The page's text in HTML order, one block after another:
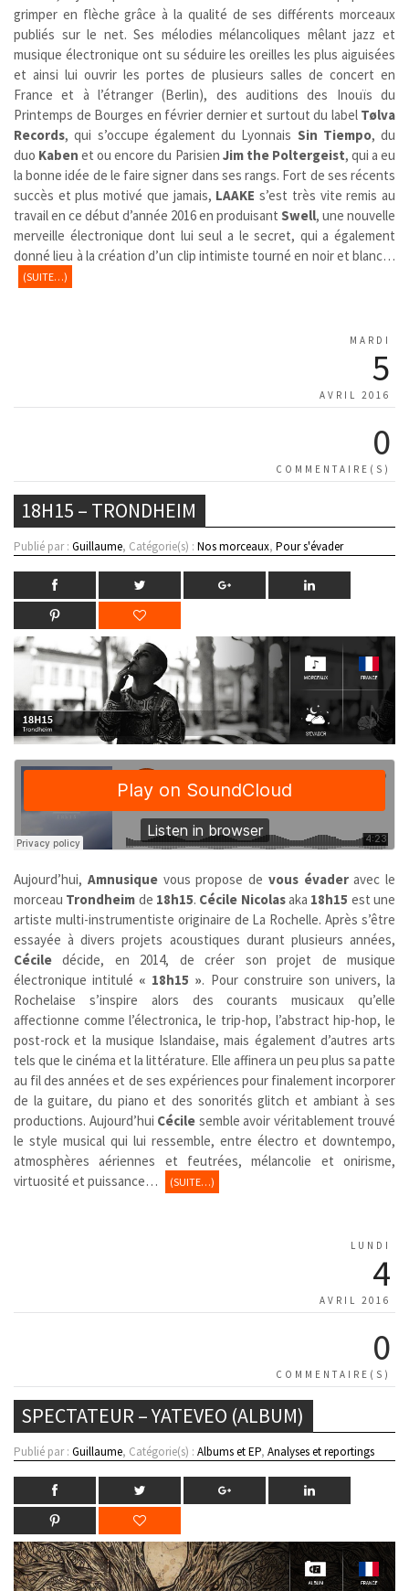
grimper en flèche grâce à la qualité de ses différents morceaux
publiés sur le net. Ses mélodies mélancoliques mêlant jazz et
musique électronique ont su séduire les oreilles les plus aiguisées
et ainsi lui ouvrir les portes de plusieurs salles de concert en
France et à l’étranger (Berlin), des auditions des Inouïs du
Printemps de Bourges en février dernier et surtout du label Tølva
Records, qui s’occupe également du Lyonnais Sin Tiempo, du
duo Kaben et ou encore du Parisien Jim the Poltergeist, qui a eu
la bonne idée de le faire signer dans ses rangs. Fort de ses récents
succès et plus motivé que jamais, LAAKE s’est très vite remis au
travail en ce début d’année 2016 en produisant Swell, une nouvelle
merveille électronique dont lui seul a le secret, qui a également
donné lieu à la création d’un clip intimiste tourné en noir et blanc…
(SUITE…)
MARDI
5
AVRIL 2016
0
COMMENTAIRE(S)
18H15 – TRONDHEIM
Publié par : Guillaume, Catégorie(s) : Nos morceaux, Pour s'évader
Aujourd’hui, Amnusiquevous propose de vous évaderavec le
morceau Trondheim de 18h15. Cécile Nicolasaka 18h15 est une
artiste multi-instrumentiste originaire de La Rochelle. Après s’être
essayée à divers projets acoustiques durant plusieurs années,
Cécile décide, en 2014, de créer son projet de musique
électronique intitulé « 18h15 ». Pour construire son univers, la
Rochelaise s’inspire alors des courants musicaux qu’elle
affectionne comme l’électronica, le trip-hop, l’abstract hip-hop, le
post-rock et la musique Islandaise, mais également d’autres arts
tels que le cinéma et la littérature. Elle affinera un peu plus sa patte
au fil des années et de ses expériences pour finalement incorporer
de la guitare, du piano et des sonorités glitch et ambiant à ses
productions. Aujourd’hui Cécile semble avoir véritablement trouvé
le style musical qui lui ressemble, entre électro et downtempo,
atmosphères aériennes et feutrées, mélancolie et onirisme,
virtuosité et puissance…
(SUITE…)
LUNDI
4
AVRIL 2016
0
COMMENTAIRE(S)
SPECTATEUR – YATEVEO (ALBUM)
Publié par : Guillaume, Catégorie(s) : Albums et EP, Analyses et reportings